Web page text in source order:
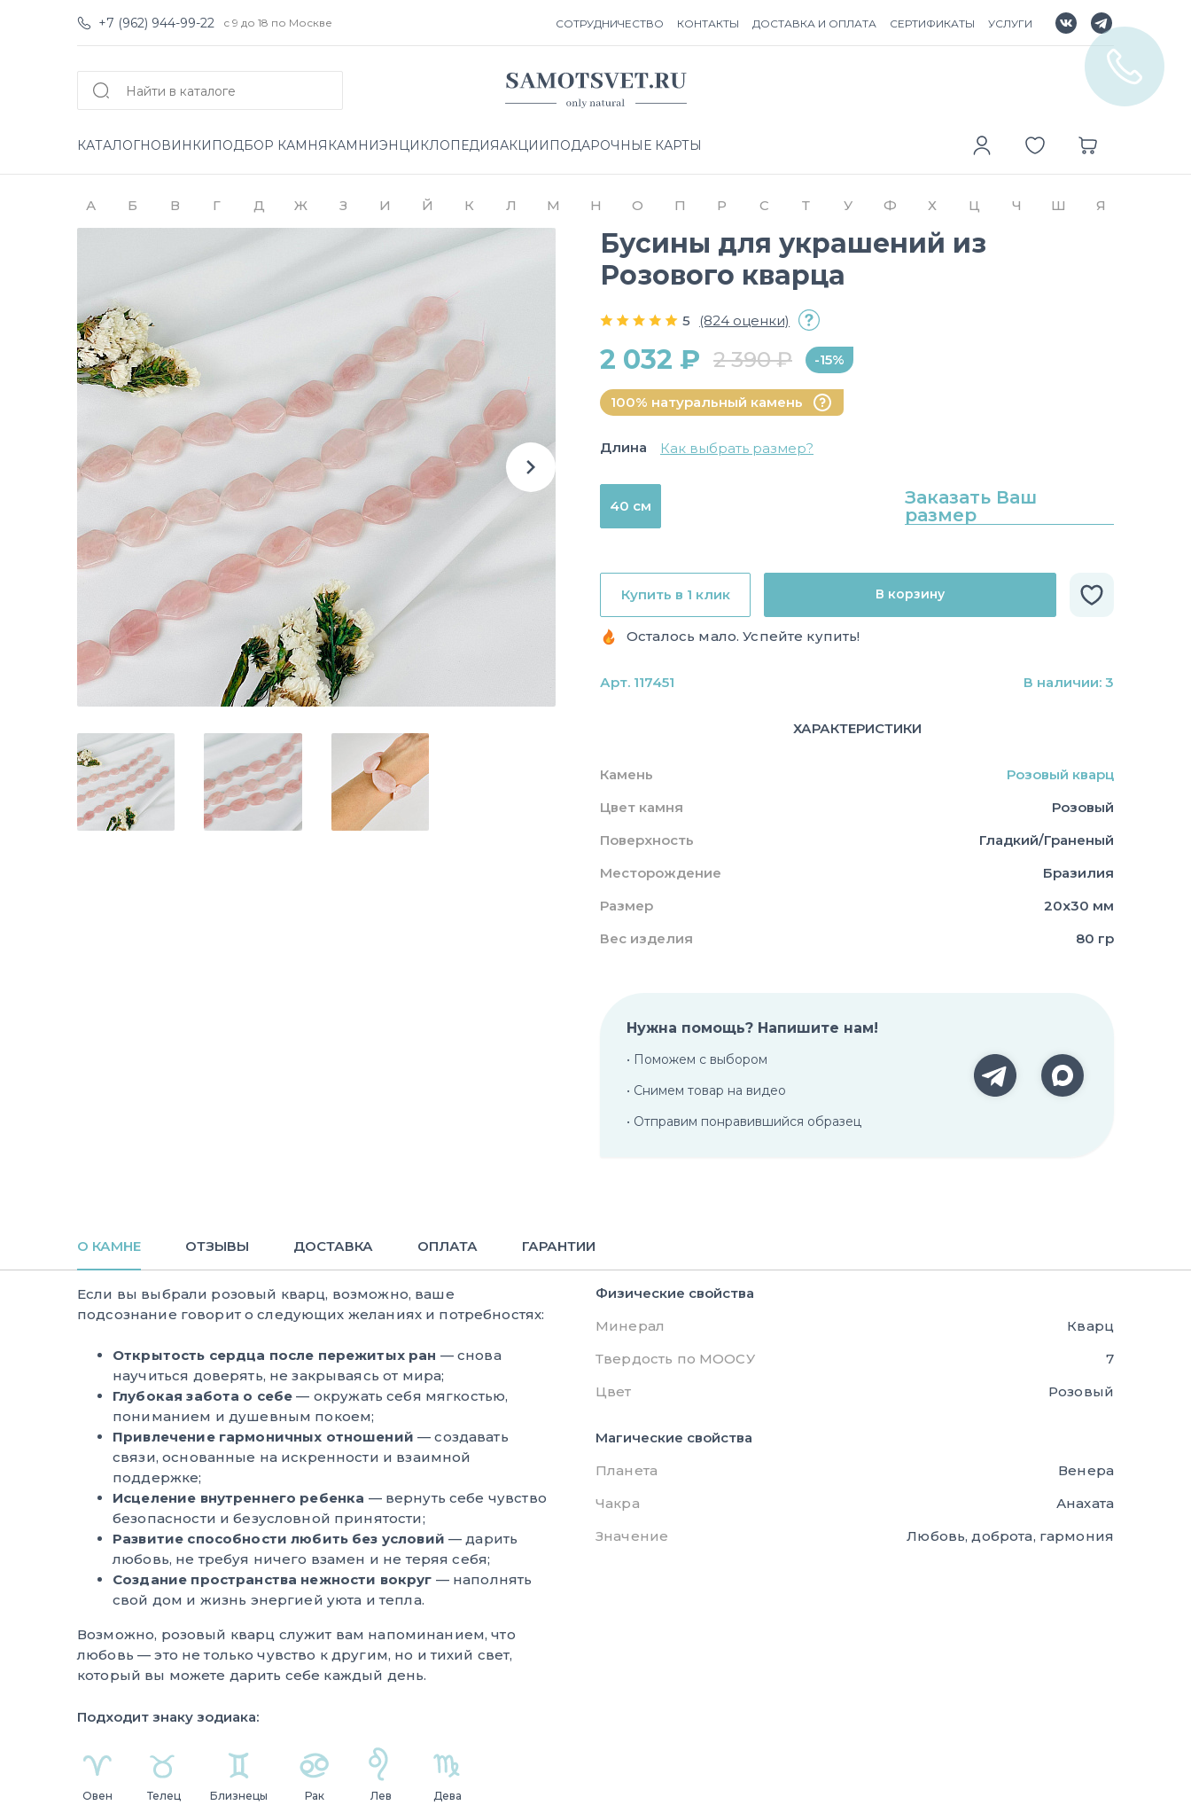
+7 (962) 944-99-22 с 9 до 18 по Москве СОТРУДНИЧЕСТВО КОНТАКТЫ ДОСТАВКА И ОПЛАТА СЕРТИФИКАТЫ УСЛУГИ
КАТАЛОГНОВИНКИ ПОДБОР КАМНЯ КАМНИЭНЦИКЛОПЕДИЯАКЦИИ ПОДАРОЧНЫЕ КАРТЫ
А Б В Г Д Ж З И Й К Л М Н О П Р С Т У Ф Х Ц Ч Ш Я
Бусины для украшений из
Розового кварца
5 (824 оценки)
2 032 ₽ 2 390 ₽ -15%
100% натуральный камень
Длина Как выбрать размер?
40 см
Заказать Ваш
размер
Купить в 1 клик В корзину
Осталось мало. Успейте купить!
Арт. 117451 В наличии: 3
ХАРАКТЕРИСТИКИ
Камень
Розовый кварц
Цвет камня
Розовый
Поверхность
Гладкий/Граненый
Месторождение
Бразилия
Размер
20х30 мм
Вес изделия
80 гр
Нужна помощь? Напишите нам!
• Поможем с выбором
• Снимем товар на видео
• Отправим понравившийся образец
О КАМНЕ ОТЗЫВЫ ДОСТАВКА ОПЛАТА ГАРАНТИИ
Если вы выбрали розовый кварц, возможно, ваше
подсознание говорит о следующих желаниях и потребностях:
Открытость сердца после пережитых ран — снова
научиться доверять, не закрываясь от мира;
Глубокая забота о себе — окружать себя мягкостью,
пониманием и душевным покоем;
Привлечение гармоничных отношений — создавать
связи, основанные на искренности и взаимной
поддержке;
Исцеление внутреннего ребенка — вернуть себе чувство
безопасности и безусловной принятости;
Развитие способности любить без условий — дарить
любовь, не требуя ничего взамен и не теряя себя;
Создание пространства нежности вокруг — наполнять
свой дом и жизнь энергией уюта и тепла.
Возможно, розовый кварц служит вам напоминанием, что
любовь — это не только чувство к другим, но и тихий свет,
который вы можете дарить себе каждый день.
Подходит знаку зодиака:
Овен Телец Близнецы Рак Лев Дева
Физические свойства
Минерал
Кварц
Твердость по МООСУ
7
Цвет
Розовый
Магические свойства
Планета
Венера
Чакра
Анахата
Значение
Любовь, доброта, гармония